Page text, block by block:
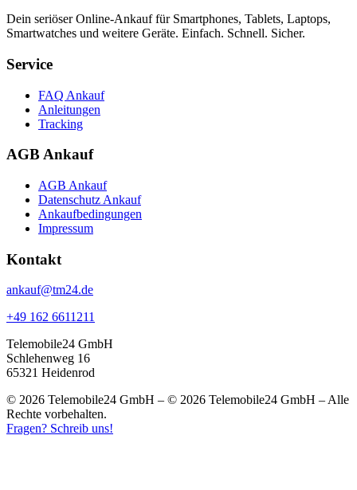
Dein seriöser Online-Ankauf für Smartphones, Tablets, Laptops,
Smartwatches und weitere Geräte. Einfach. Schnell. Sicher.
Service
FAQ Ankauf
Anleitungen
Tracking
AGB Ankauf
AGB Ankauf
Datenschutz Ankauf
Ankaufbedingungen
Impressum
Kontakt
ankauf@tm24.de
+49 162 6611211
Telemobile24 GmbH
Schlehenweg 16
65321 Heidenrod
© 2026 Telemobile24 GmbH – © 2026 Telemobile24 GmbH – Alle
Rechte vorbehalten.
Fragen? Schreib uns!